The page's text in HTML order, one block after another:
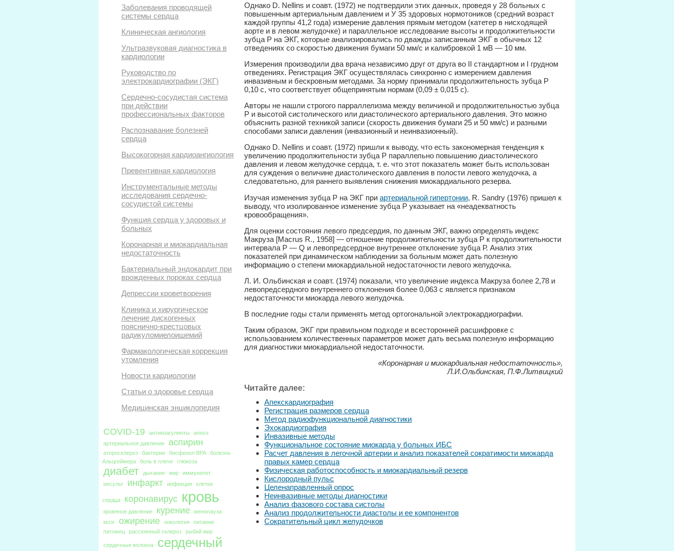
Заболевания проводящей
системы сердца
Клиническая ангиология
Ультразвуковая диагностика в
кардиологии
Руководство по
электрокардиографии (ЭКГ)
Сердечно-сосудистая система
при действии
профессиональных факторов
Распознавание болезней
сердца
Высокогорная кардиоангиология
Превентивная кардиология
Инструментальные методы
исследования сердечно-
сосудистой системы
Функция сердца у здоровых и
больных
Коронарная и миокардиальная
недостаточность
Бактериальный эндокардит при
врожденных пороках сердца
Депрессии кроветворения
Клиника и хирургическое
лечение дискогенных
пояснично-крестцовых
радикуломиелоишемий
Фармакологическая коррекция
утомления
Новости кардиологии
Статьи о здоровье сердца
Медицинская энциклопедия
COVID-19 антикоагулянты
апноэ
артериальное давление
аспирин
атеросклероз бактерии бисфенол BPA
болезнь
Альцгеймера
боль в плече глюкоза
диабет дыхание жир
иммунитет
инсульт
инфаркт инфекция клетки
сердца коронавирус кровь
кровяное давление курение
менопауза
мозг
ожирение онкология
питание
питомец
рассеянный склероз рыбий жир
сердечные волокна
сердечный
Однако D. Nellins и соавт. (1972) не подтвердили этих данных, проведя у 28 больных с
повышенным артериальным давлением и У 35 здоровых нормотоников (средний возраст
каждой группы 41,2 года) измерение давления прямым методом (катетер в нисходящей
аорте и в левом желудочке) и параллельное исследование высоты и продолжительности
зубца Р на ЭКГ, которые анализировались по дважды записанным ЭКГ в обычных 12
отведениях со скоростью движения бумаги 50 мм/с и калибровкой 1 мВ — 10 мм.
Измерения производили два врача независимо друг от друга во II стандартном и I грудном
отведениях. Регистрация ЭКГ осуществлялась синхронно с измерением давления
инвазивным и бескровным методами. За норму принимали продолжительность зубца Р
0,10 с, что соответствует общепринятым нормам (0,09 ± 0,015 с).
Авторы не нашли строгого парраллелизма между величиной и продолжительностью зубца
Р и высотой систолического или диастолического артериального давления. Это можно
объяснить разной техникой записи (скорость движения бумаги 25 и 50 мм/с) и разными
способами записи давления (инвазионный и неинвазионный).
Однако D. Nellins и соавт. (1972) пришли к выводу, что есть закономерная тенденция к
увеличению продолжительности зубца Р параллельно повышению диастолического
давления и левом желудочке сердца, т. е. что этот показатель может быть использован
для суждения о величине диастолического давления в полости левого желудочка, а
следовательно, для раннего выявления снижения миокардиального резерва.
Изучая изменения зубца Р на ЭКГ при артериальной гипертонии, R. Sandry (1976) пришел к
выводу, что изолированное изменение зубца Р указывает на «неадекватность
кровообращения».
Для оценки состояния левого предсердия, по данным ЭКГ, важно определять индекс
Макруза [Macrus R., 1958] — отношение продолжительности зубца Р к продолжительности
интервала Р — Q и левопредсердное внутреннее отклонение зубца Р. Анализ этих
показателей при динамическом наблюдении за больным может дать полезную
информацию о степени миокардиальной недостаточности левого желудочка.
Л. И. Ольбинская и соавт. (1974) показали, что увеличение индекса Макруза более 2,78 и
левопредсердного внутреннего отклонения более 0,063 с является признаком
недостаточности миокарда левого желудочка.
В последние годы стали применять метод ортогональной электрокардиографии.
Таким образом, ЭКГ при правильном подходе и всесторонней расшифровке с
использованием количественных параметров может дать весьма полезную информацию
для диагностики миокардиальной недостаточности.
«Коронарная и миокардиальная недостаточность»,
Л.И.Ольбинская, П.Ф.Литвицкий
Читайте далее:
Апекскардиография
Регистрация размеров сердца
Метод радиофункциональной диагностики
Эхокардиография
Инвазивные методы
Функциональное состояние миокарда у больных ИБС
Расчет давления в легочной артерии и анализ показателей сократимости миокарда
правых камер сердца
Физическая работоспособность и миокардиальный резерв
Кислородный пульс
Целенаправленный опрос
Неинвазивные методы диагностики
Анализ фазового состава систолы
Анализ продолжительности диастолы и ее компонентов
Сократительный цикл желудочков